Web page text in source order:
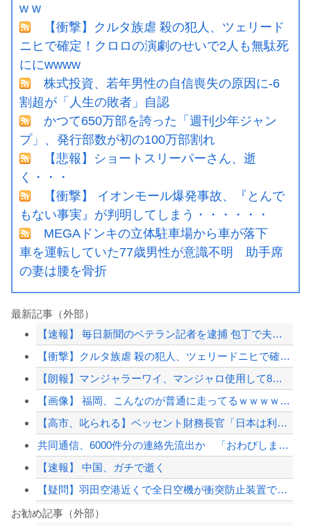
w w
【衝撃】クルタ族虐 殺の犯人、ツェリード
ニヒで確定！クロロの演劇のせいで2人も無駄死
ににwwww
株式投資、若年男性の自信喪失の原因に-6
割超が「人生の敗者」自認
かつて650万部を誇った「週刊少年ジャン
プ」、発行部数が初の100万部割れ
【悲報】ショートスリーパーさん、逝
く・・・
【衝撃】 イオンモール爆発事故、『とんで
もない事実』が判明してしまう・・・・・・
MEGAドンキの立体駐車場から車が落下
車を運転していた77歳男性が意識不明 助手席
の妻は腰を骨折
最新記事（外部）
【速報】 毎日新聞のベテラン記者を逮捕 包丁で夫を脅した容疑
【衝撃】クルタ族虐 殺の犯人、ツェリードニヒで確定！クロロの演劇のせいで2人も無...
【朗報】マンジャラーワイ、マンジャロ使用して8週間たった結果
【画像】 福岡、こんなのが普通に走ってるｗｗｗｗｗｗｗｗｗｗｗｗｗｗｗｗ
【高市、叱られる】ベッセント財務長官「日本は利上げして政権は金融・財政政策をとっ...
共同通信、6000件分の連絡先流出か 「おわびします」とラフな軽い謝罪コメントを...
【速報】 中国、ガチで逝く
【疑問】羽田空港近くで全日空機が衝突防止装置で作動回避。これで「ニアミスではない...
お勧め記事（外部）